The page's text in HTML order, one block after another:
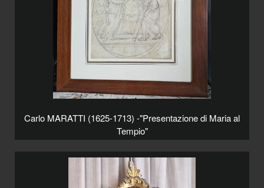
Carlo MARATTI (1625-1713) -"Presentazione di Maria al
Tempio"